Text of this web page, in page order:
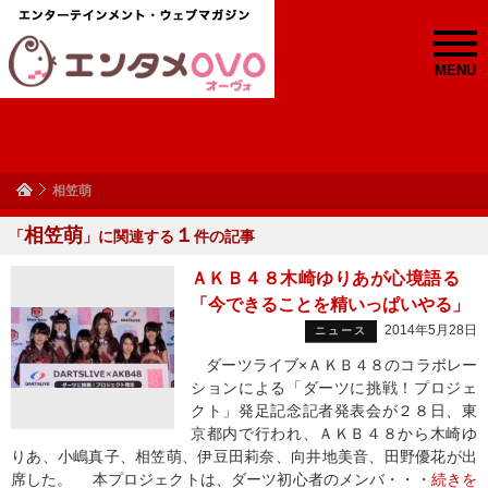
MENU
相笠萌
「相笠萌 」に関連する １ 件の記事
ＡＫＢ４８木崎ゆりあが心境語る
「今できることを精いっぱいやる」
ニュース 2014年5月28日
ダーツライブ×ＡＫＢ４８のコラボレー
ションによる「ダーツに挑戦！プロジェ
クト」発足記念記者発表会が２８日、東
京都内で行われ、ＡＫＢ４８から木崎ゆ
りあ、小嶋真子、相笠萌、伊豆田莉奈、向井地美音、田野優花が出
席した。 本プロジェクトは、ダーツ初心者のメンバ・・・ 続きを